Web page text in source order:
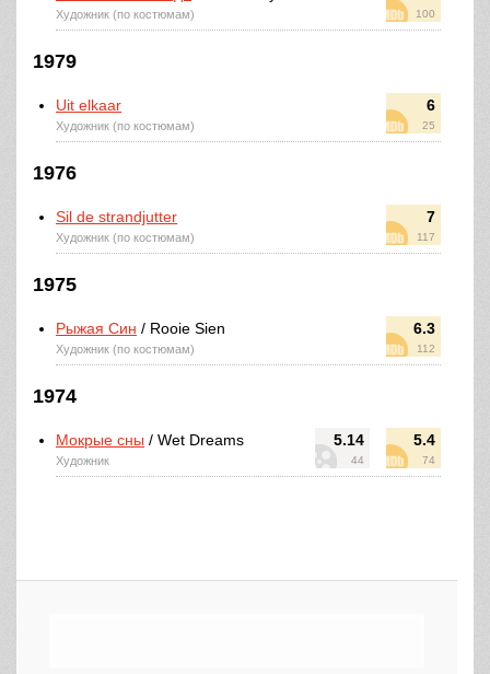
100
Художник (по костюмам)
1979
6
25
Uit elkaar
Художник (по костюмам)
1976
7
117
Sil de strandjutter
Художник (по костюмам)
1975
6.3
112
Рыжая Син / Rooie Sien
Художник (по костюмам)
1974
5.14
44
5.4
74
Мокрые сны / Wet Dreams
Художник